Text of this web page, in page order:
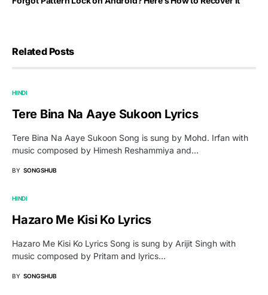
Related Posts
HINDI
Tere Bina Na Aaye Sukoon Lyrics
Tere Bina Na Aaye Sukoon Song is sung by Mohd. Irfan with
music composed by Himesh Reshammiya and…
BY SONGSHUB
HINDI
Hazaro Me Kisi Ko Lyrics
Hazaro Me Kisi Ko Lyrics Song is sung by Arijit Singh with
music composed by Pritam and lyrics…
BY SONGSHUB